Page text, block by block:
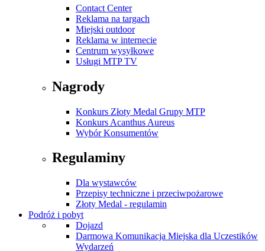
Contact Center
Reklama na targach
Miejski outdoor
Reklama w internecie
Centrum wysyłkowe
Usługi MTP TV
Nagrody
Konkurs Złoty Medal Grupy MTP
Konkurs Acanthus Aureus
Wybór Konsumentów
Regulaminy
Dla wystawców
Przepisy techniczne i przeciwpożarowe
Złoty Medal - regulamin
Podróż i pobyt
Dojazd
Darmowa Komunikacja Miejska dla Uczestików
Wydarzeń